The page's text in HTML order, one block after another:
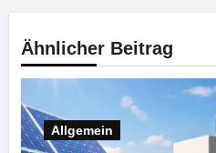
Ähnlicher Beitrag
Allgemein